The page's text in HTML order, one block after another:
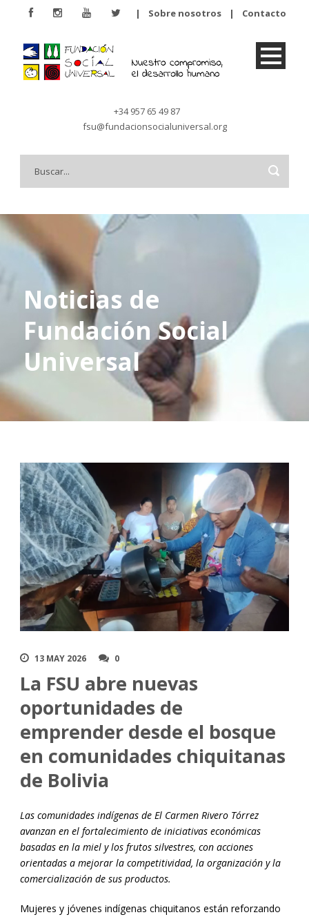
| Sobre nosotros | Contacto
+34 957 65 49 87
fsu@fundacionsocialuniversal.org
Noticias de
Fundación Social
Universal
13 MAY 2026 0
La FSU abre nuevas
oportunidades de
emprender desde el bosque
en comunidades chiquitanas
de Bolivia
Las comunidades indígenas de El Carmen Rivero Tórrez
avanzan en el fortalecimiento de iniciativas económicas
basadas en la miel y los frutos silvestres, con acciones
orientadas a mejorar la competitividad, la organización y la
comercialización de sus productos.
Mujeres y jóvenes indígenas chiquitanos están reforzando